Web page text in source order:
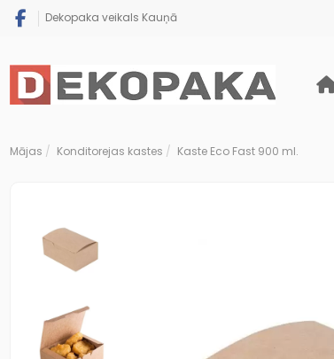
Dekopaka veikals Kauņā
Mājas Konditorejas kastes Kaste Eco Fast 900 ml.